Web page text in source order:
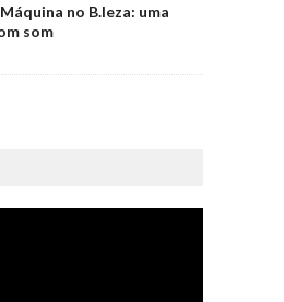
no B.leza: uma
som